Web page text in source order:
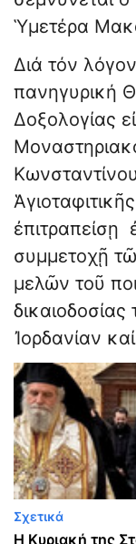
Ὑμετέρα
Διά τόν
πανηγυρική
Δοξολογίας
ἐπιτραπείσῃ
συμμετοχῇ
μελῶν τοῦ
δικαιοδοσίας
Ἰορδανίαν
Σχετικά
Η Κυριακή της